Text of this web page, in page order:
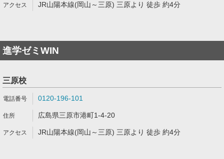
JR山陽本線(岡山～三原) 三原より 徒歩 約4分
進学ゼミWIN
三原校
0120-196-101
広島県三原市港町1-4-20
JR山陽本線(岡山～三原) 三原より 徒歩 約4分